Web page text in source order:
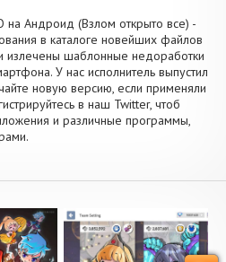
на Андроид (Взлом открыто все) -
в каталоге новейших файлов
излечены шаблонные недоработки
У нас исполнитель выпустил
новую версию, если применяли
в наш Twitter, чтоб
и различные программы,